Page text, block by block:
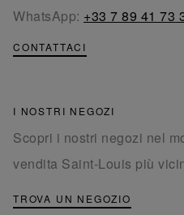
WhatsApp: +33 7 89 41 73
CONTATTACI
I NOSTRI NEGOZI
Scopri i nostri negozi nel
vendita Saint-Louis più
TROVA UN NEGOZIO